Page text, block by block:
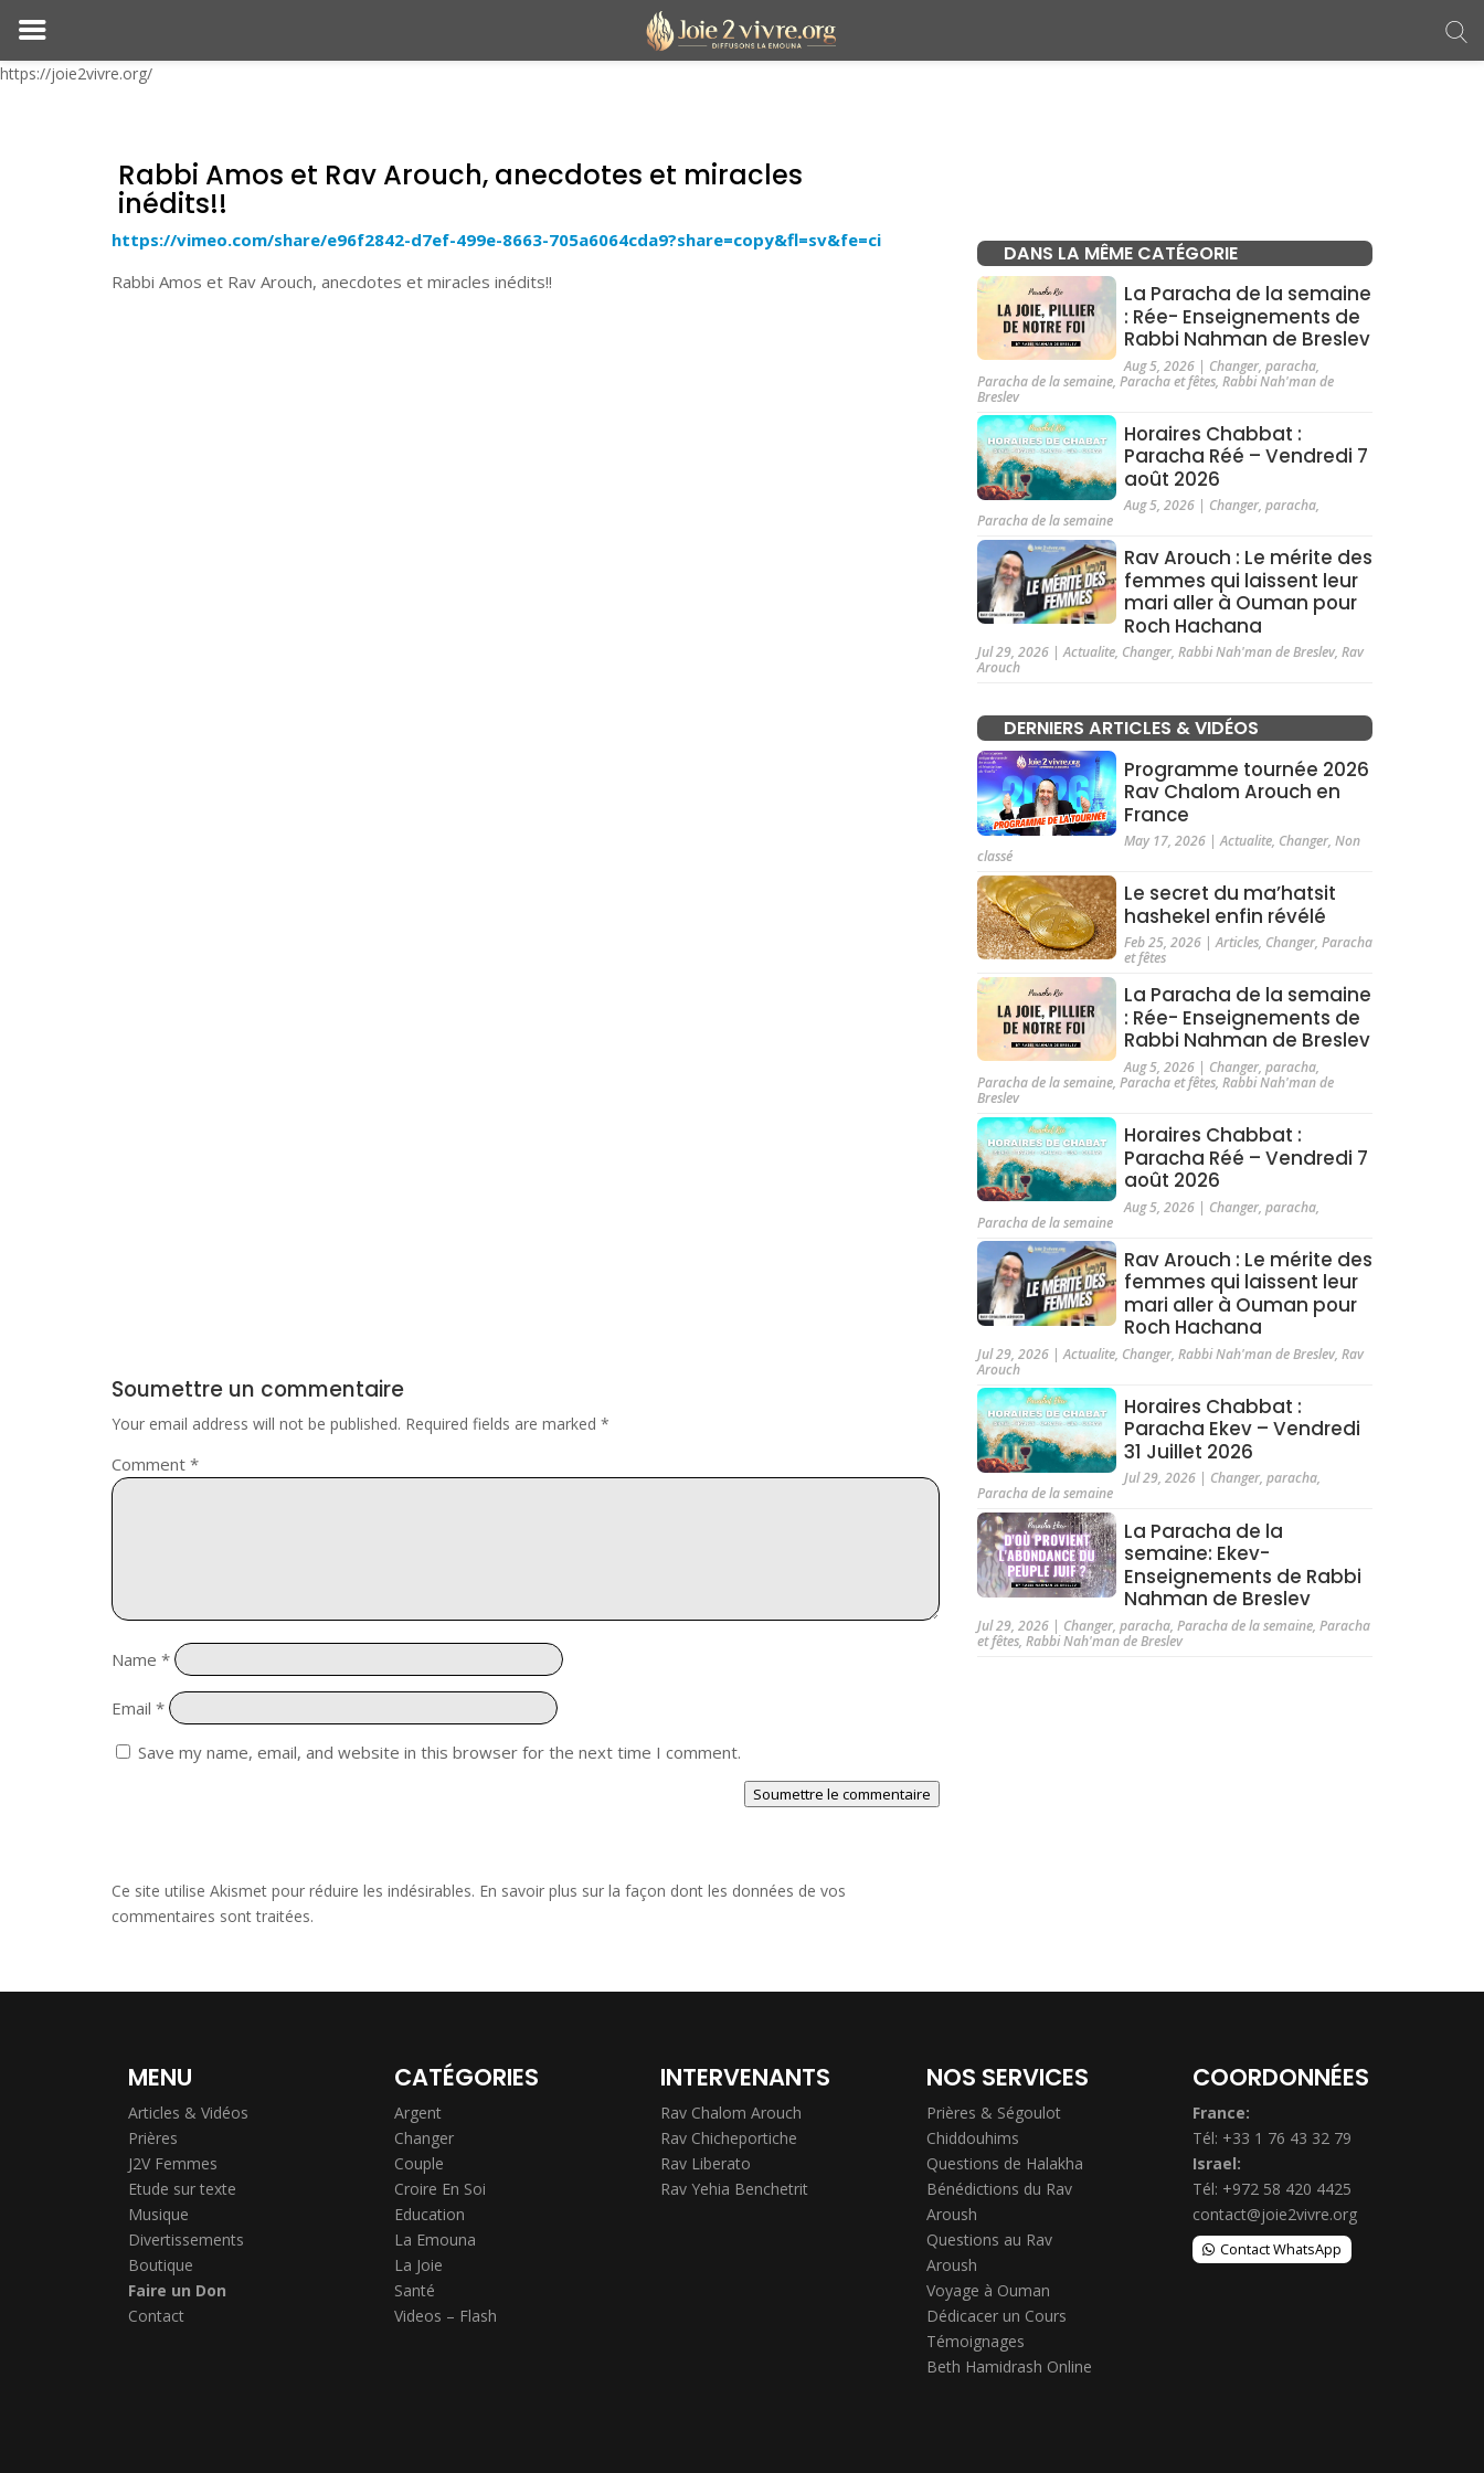
https://joie2vivre.org/
Rabbi Amos et Rav Arouch, anecdotes et miracles
inédits!!
https://vimeo.com/share/e96f2842-d7ef-499e-8663-705a6064cda9?share=copy&fl=sv&fe=ci
Rabbi Amos et Rav Arouch, anecdotes et miracles inédits!!
Soumettre un commentaire
Your email address will not be published. Required fields are marked *
Comment *
Name *
Email *
Save my name, email, and website in this browser for the next time I comment.
Soumettre le commentaire
Ce site utilise Akismet pour réduire les indésirables. En savoir plus sur la façon dont les données de vos
commentaires sont traitées.
DANS LA MÊME CATÉGORIE
La Paracha de la semaine
: Rée- Enseignements de
Rabbi Nahman de Breslev
Aug 5, 2026| Changer, paracha,
Paracha de la semaine,Paracha et fêtes,Rabbi Nah'man de
Breslev
Horaires Chabbat :
Paracha Réé – Vendredi 7
août 2026
Aug 5, 2026| Changer, paracha,
Paracha de la semaine
Rav Arouch : Le mérite des
femmes qui laissent leur
mari aller à Ouman pour
Roch Hachana
Jul 29, 2026 |Actualite, Changer,Rabbi Nah'man de Breslev,Rav
Arouch
DERNIERS ARTICLES & VIDÉOS
Programme tournée 2026
Rav Chalom Arouch en
France
May 17, 2026|Actualite, Changer, Non
classé
Le secret du ma’hatsit
hashekel enfin révélé
Feb 25, 2026|Articles, Changer, Paracha
et fêtes
La Paracha de la semaine
: Rée- Enseignements de
Rabbi Nahman de Breslev
Aug 5, 2026| Changer, paracha,
Paracha de la semaine,Paracha et fêtes,Rabbi Nah'man de
Breslev
Horaires Chabbat :
Paracha Réé – Vendredi 7
août 2026
Aug 5, 2026| Changer, paracha,
Paracha de la semaine
Rav Arouch : Le mérite des
femmes qui laissent leur
mari aller à Ouman pour
Roch Hachana
Jul 29, 2026 |Actualite, Changer,Rabbi Nah'man de Breslev,Rav
Arouch
Horaires Chabbat :
Paracha Ekev – Vendredi
31 Juillet 2026
Jul 29, 2026| Changer, paracha,
Paracha de la semaine
La Paracha de la
semaine: Ekev-
Enseignements de Rabbi
Nahman de Breslev
Jul 29, 2026 | Changer,paracha,Paracha de la semaine,Paracha
et fêtes,Rabbi Nah'man de Breslev
MENU
Articles & Vidéos
Prières
J2V Femmes
Etude sur texte
Musique
Divertissements
Boutique
Faire un Don
Contact
CATÉGORIES
Argent
Changer
Couple
Croire En Soi
Education
La Emouna
La Joie
Santé
Videos – Flash
INTERVENANTS
Rav Chalom Arouch
Rav Chicheportiche
Rav Liberato
Rav Yehia Benchetrit
NOS SERVICES
Prières & Ségoulot
Chiddouhims
Questions de Halakha
Bénédictions du Rav
Aroush
Questions au Rav
Aroush
Voyage à Ouman
Dédicacer un Cours
Témoignages
Beth Hamidrash Online
COORDONNÉES
France:
Tél: +33 1 76 43 32 79
Israel:
Tél: +972 58 420 4425
contact@joie2vivre.org
Contact WhatsApp